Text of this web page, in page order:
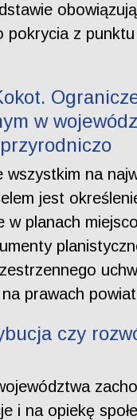
z
w
na
jest
planach
prawach
czy
i na opiekę